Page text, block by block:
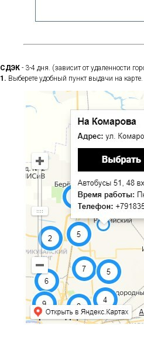
СДЭК - 3-4 дня. (зависит от удаленности
1. Выберете удобный пункт выдачи на карте.